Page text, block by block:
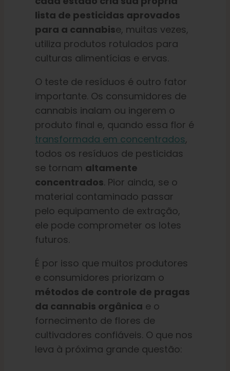
lista de pesticidas aprovados
para a cannabise, muitas vezes,
utiliza produtos rotulados para
culturas alimentícias e ervas.
O teste de resíduos é outro fator
importante. Os consumidores de
cannabis inalam ou ingerem o
produto final e, quando essa flor é
transformada em concentrados,
todos os resíduos de pesticidas
se tornam altamente
concentrados. Pior ainda, se o
material contaminado passar
pelo equipamento de extração,
ele pode comprometer os lotes
futuros.
É por isso que muitos produtores
e consumidores priorizam o
métodos de controle de pragas
da cannabis orgânica e o
fornecimento de flores de
cultivadores confiáveis. O que nos
leva à próxima grande questão: